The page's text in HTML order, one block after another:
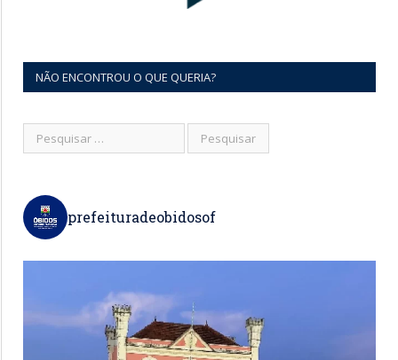
NÃO ENCONTROU O QUE QUERIA?
prefeituradeobidosof